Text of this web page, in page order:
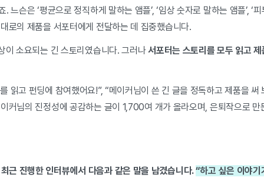
느슨은 ‘평균으로 정직하게 말하는 앰플’, ‘임상 숫자로 말하는 앰플’, ‘
로의 제품을 서포터에게 전달하는 데 집중했습니다.
이 소요되는 긴 스토리였습니다. 그러나서포터는 스토리를 모두 읽고
읽고 펀딩에 참여했어요!”, “메이커님이 쓴 긴 글을 정독하고 제품을 써
커님의 진정성에 공감하는 글이 1,700여 개가 올라오며, 은퇴작으로
근 진행한 인터뷰에서 다음과 같은 말을 남겼습니다.“하고 싶은 이야